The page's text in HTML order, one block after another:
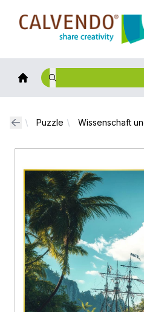
Calvendo
Puzzle Wissenschaft